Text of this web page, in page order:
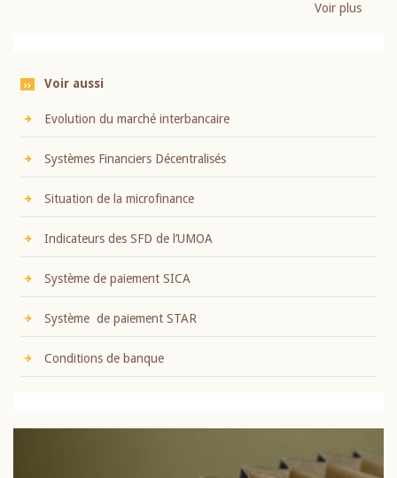
Voir plus
Voir aussi
Evolution du marché interbancaire
Systèmes Financiers Décentralisés
Situation de la microfinance
Indicateurs des SFD de l’UMOA
Système de paiement SICA
Système de paiement STAR
Conditions de banque